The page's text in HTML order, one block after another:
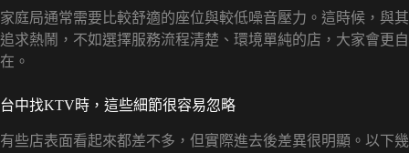
家庭局通常需要比較舒適的座位與較低噪音壓力。這時候，與其
追求熱鬧，不如選擇服務流程清楚、環境單純的店，大家會更自
在。
台中找KTV時，這些細節很容易忽略
有些店表面看起來都差不多，但實際進去後差異很明顯。以下幾